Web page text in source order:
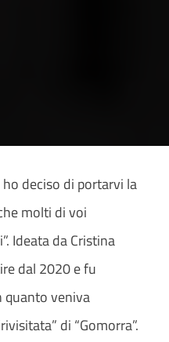
deciso di portarvi la
molti di voi
Ideata da Cristina
dal 2020 e fu
quanto veniva
di “Gomorra”.